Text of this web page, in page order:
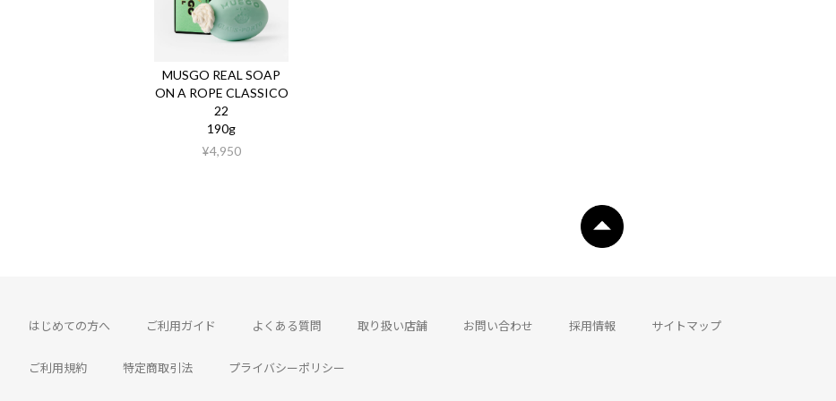
MUSGO REAL SOAP
ON A ROPE CLASSICO
22
190g
¥4,950
はじめての方へ ご利用ガイド よくある質問 取り扱い店舗 お問い合わせ 採用情報 サイトマップ
ご利用規約 特定商取引法 プライバシーポリシー